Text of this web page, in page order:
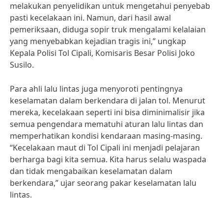
melakukan penyelidikan untuk mengetahui penyebab
pasti kecelakaan ini. Namun, dari hasil awal
pemeriksaan, diduga sopir truk mengalami kelalaian
yang menyebabkan kejadian tragis ini,” ungkap
Kepala Polisi Tol Cipali, Komisaris Besar Polisi Joko
Susilo.
Para ahli lalu lintas juga menyoroti pentingnya
keselamatan dalam berkendara di jalan tol. Menurut
mereka, kecelakaan seperti ini bisa diminimalisir jika
semua pengendara mematuhi aturan lalu lintas dan
memperhatikan kondisi kendaraan masing-masing.
“Kecelakaan maut di Tol Cipali ini menjadi pelajaran
berharga bagi kita semua. Kita harus selalu waspada
dan tidak mengabaikan keselamatan dalam
berkendara,” ujar seorang pakar keselamatan lalu
lintas.